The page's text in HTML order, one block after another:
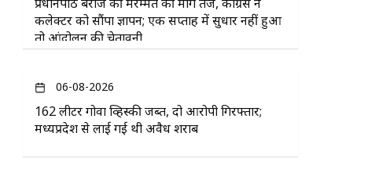
कलेक्टर को सौंपा ज्ञापन; एक सप्ताह में सुधार नहीं हुआ
तो आंदोलन की चेतावनी
06-08-2026
162 लीटर गोवा व्हिस्की जब्त, दो आरोपी गिरफ्तार;
मध्यप्रदेश से लाई गई थी अवैध शराब